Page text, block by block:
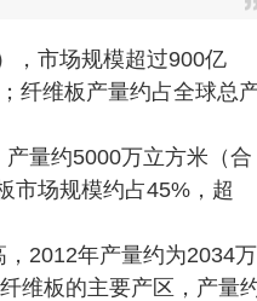
，市场规模超过900亿
纤维板产量约占全球总
量约5000万立方米（合
市场规模约占45%，超
2012年产量约为2034万
维板的主要产区，产量